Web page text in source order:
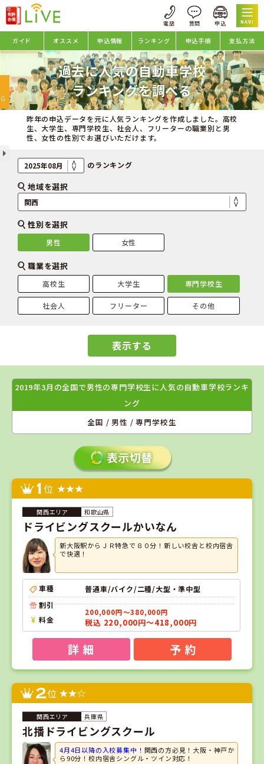
NAVI
ガイド オススメ 申込情報 ランキング 申込手順 支払方法
過去に人気の自動車学校
ランキングを調べる
昨年の申込データを元に人気ランキングを作成しました。高校
生、大学生、専門学校生、社会人、フリーターの職業別と男
性、女性の性別でお選びいただけます。
のランキング
地域を選択
性別を選択
男性 女性
職業を選択
高校生 大学生 専門学校生
社会人 フリーター その他
表示する
2019年3月の全国で男性の専門学校生に人気の自動車学校ランキ
ング
全国 / 男性 / 専門学校生
1位
和歌山県
ドライビングスクールかいなん
新大阪駅からＪＲ特急で８０分！新しい校舎と校内宿舎
で快適！
車種
普通車/バイク/二種/大型・準中型
割引
料金
200,000円～380,000円
税込 220,000円～418,000円
詳 細 予 約
2位
兵庫県
北播ドライビングスクール
4月4日以降の入校募集中！ 関西の方必見！大阪・神戸か
ら90分！校内宿舎シングル・ツイン対応！